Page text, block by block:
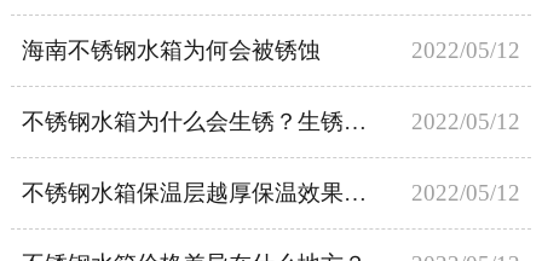
在线留言
联系我们
海南不锈钢水箱为何会被锈蚀 2022/05/12
不锈钢水箱为什么会生锈？生锈了之后怎么办？ 2022/05/12
不锈钢水箱保温层越厚保温效果越好？ 2022/05/12